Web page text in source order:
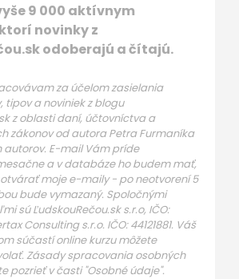
9 000 aktívnym
ktorí novinky z
odoberajú a čítajú.
za účelom zasielania
tipov a noviniek z blogu
z oblasti daní, účtovníctva a
zákonov od autora Petra Furmaníka
autorov. E-mail Vám príde
a v databáze ho budem mať,
moje e-maily - po neotvorení 5
bude vymazaný. Spoločnými
sú ĽudskouRečou.sk s.r.o, IČO:
Consulting s.r.o. IČO: 44121881. Váš
súčastí online kurzu môžete
Zásady spracovania osobných
pozrieť v časti "Osobné údaje".